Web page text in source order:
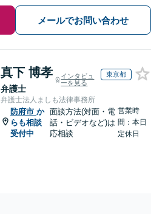
メールでお問い合わせ
真下 博孝
弁護士
インタビュ
ーを見る
東京都
弁護士法人ましも法律事務所
防府市 か
らも相談
受付中
面談方法(対面・電
話・ビデオなど)は
応相談
営業時
間：本日
定休日